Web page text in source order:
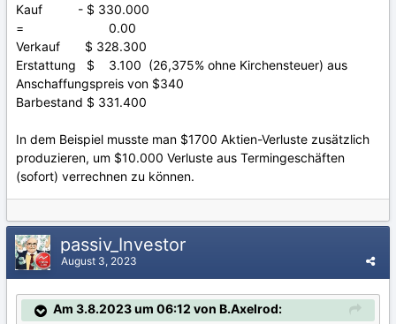
Kauf - $ 330.000
= 0.00
Verkauf $ 328.300
Erstattung $ 3.100 (26,375% ohne Kirchensteuer) aus
Anschaffungspreis von $340
Barbestand $ 331.400
In dem Beispiel musste man $1700 Aktien-Verluste zusätzlich
produzieren, um $10.000 Verluste aus Termingeschäften
(sofort) verrechnen zu können.
passiv_Investor
August 3, 2023
Am 3.8.2023 um 06:12 von B.Axelrod: